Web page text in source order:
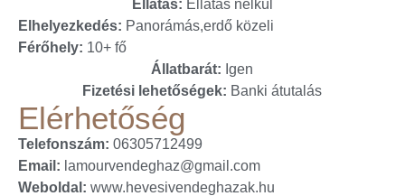
Ellátás: Ellátás nélkül
Elhelyezkedés: Panorámás,erdő közeli
Férőhely: 10+ fő
Állatbarát: Igen
Fizetési lehetőségek: Banki átutalás
Elérhetőség
Telefonszám: 06305712499
Email: lamourvendeghaz@gmail.com
Weboldal: www.hevesivendeghazak.hu